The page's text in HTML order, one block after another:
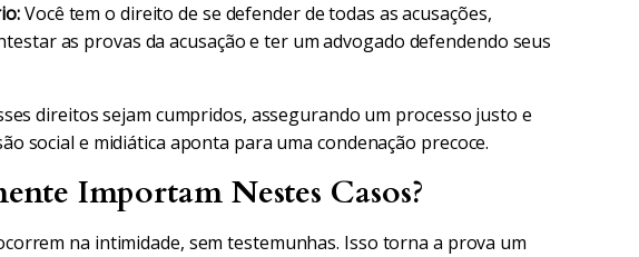
Você tem o direito de se defender de todas as acusações,
as provas da acusação e ter um advogado defendendo seus
direitos sejam cumpridos, assegurando um processo justo e
social e midiática aponta para uma condenação precoce.
Importam Nestes Casos?
na intimidade, sem testemunhas. Isso torna a prova um